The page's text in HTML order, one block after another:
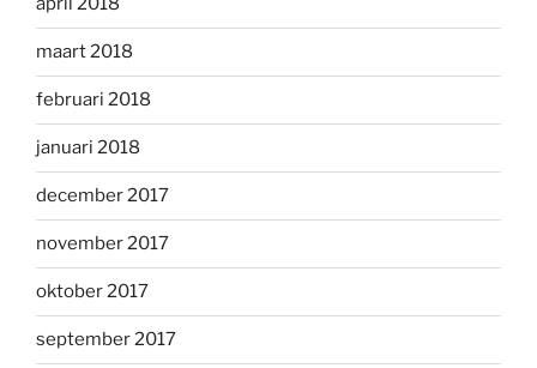
maart 2018
februari 2018
januari 2018
december 2017
november 2017
oktober 2017
september 2017